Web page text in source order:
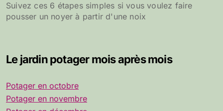
Suivez ces 6 étapes simples si vous voulez faire
pousser un noyer à partir d'une noix
Le jardin potager mois après mois
Potager en octobre
Potager en novembre